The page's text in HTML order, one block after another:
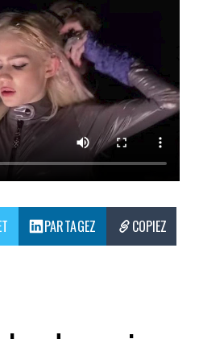
PARTAGEZ COPIEZ